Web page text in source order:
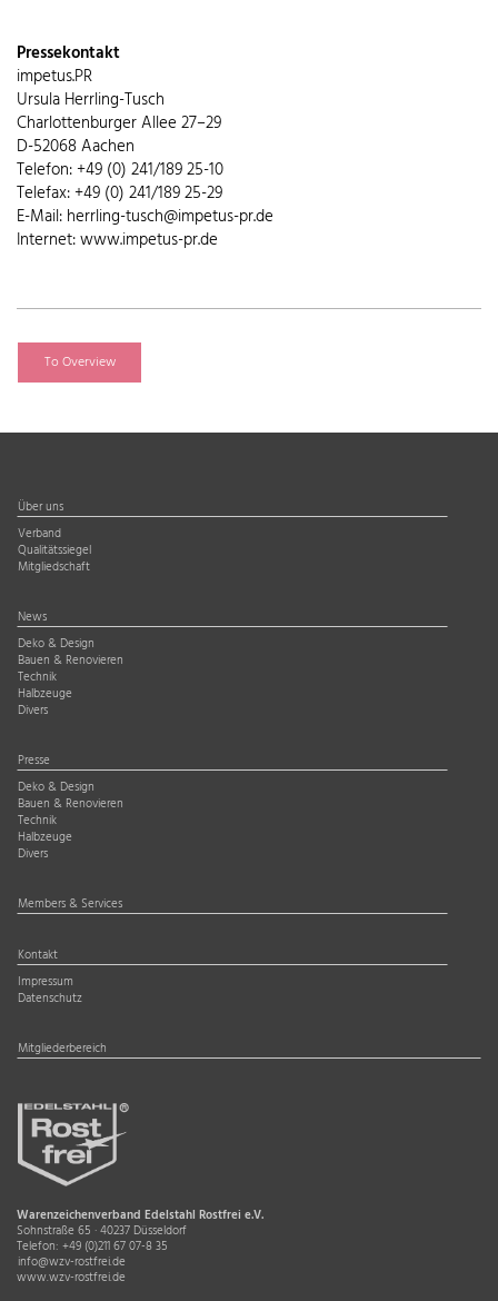
Pressekontakt
impetus.PR
Ursula Herrling-Tusch
Charlottenburger Allee 27–29
D-52068 Aachen
Telefon: +49 (0) 241/189 25-10
Telefax: +49 (0) 241/189 25-29
E-Mail: herrling-tusch@impetus-pr.de
Internet: www.impetus-pr.de
To Overview
Über uns
Verband
Qualitätssiegel
Mitgliedschaft
News
Deko & Design
Bauen & Renovieren
Technik
Halbzeuge
Divers
Presse
Deko & Design
Bauen & Renovieren
Technik
Halbzeuge
Divers
Members & Services
Kontakt
Impressum
Datenschutz
Mitgliederbereich
Warenzeichenverband Edelstahl Rostfrei e.V.
Sohnstraße 65 · 40237 Düsseldorf
Telefon: +49 (0)211 67 07-8 35
info@wzv-rostfrei.de
www.wzv-rostfrei.de